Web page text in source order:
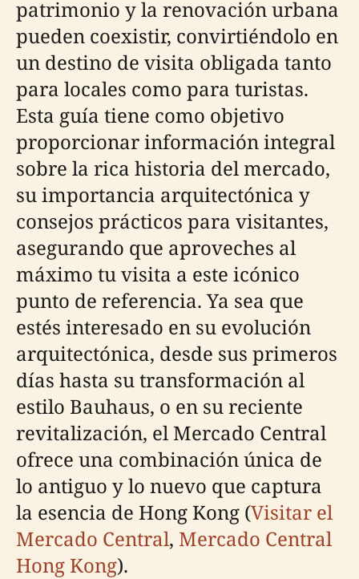
patrimonio y la renovación urbana
pueden coexistir, convirtiéndolo en
un destino de visita obligada tanto
para locales como para turistas.
Esta guía tiene como objetivo
proporcionar información integral
sobre la rica historia del mercado,
su importancia arquitectónica y
consejos prácticos para visitantes,
asegurando que aproveches al
máximo tu visita a este icónico
punto de referencia. Ya sea que
estés interesado en su evolución
arquitectónica, desde sus primeros
días hasta su transformación al
estilo Bauhaus, o en su reciente
revitalización, el Mercado Central
ofrece una combinación única de
lo antiguo y lo nuevo que captura
la esencia de Hong Kong (Visitar el
Mercado Central, Mercado Central
Hong Kong).